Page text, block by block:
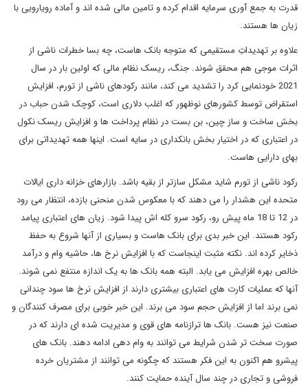
قدرت به جمع آوری سرمایه اقدام کرده و تامین مالی شده اند و آماده رویارویی با
زیان ها هستند.
علاوه بر تهدیداتِ مستقیمی که متوجه بانک هاست، چه بسا خطرات ناشی از
اثرات موجی هم محقق شوند. جنگ، ریسک نظام مالی که اولین بار در سال
2021 خودنمایی کرد را تشدید می کند، مانند رکودهای ناشی از تورم، افزایش
استقراض توسط کشورهای نوظهور که اغلب دلاری است، کوچک شدن حباب در
بخش ساخت و ساز چین، بن بست در نظام پرداخت ها و افزایش ریسک نکول
در اعتباری که در اختیار بخش بانکداری در سایه است. اینها همه تهدیداتی برای
بهای دارایی هاست.
رکود ناشی از تورم شاید مشکل سازتر از بقیه باشد. بازارهای خزانه داری ایالات
متحده این هشدار را می دهند که با معکوس شدن منحنی بازده، انتظار می رود
در 12 تا 18 ماه پیش رو، رکود سرو کله اش پیدا شود. زیان های اعتباری پیامد
رکود هستند. این خبر بدی برای بانک هاست و بسیاری از آنها شروع به حفظ
ذخایر کرده اند. نکته مثبت اینجاست که با افزایش نرخ ها، حاشیه وام و درآمد
خالص بهره افزایش می یابد. البته همه بانک ها به یک اندازه منتفع نمی شوند.
آنها که عملیات کارت های اعتباری بیشتری دارند از افزایش نرخ ها سود چندانی
نمی برند اما از افزایش حجم سود می برند. این خبر خوبی برای مصرف کنندگان و
صنعت نیز هست. بانک ها ترازنامه های قوی و مدیریت شده ای دارند که در
صورت سخت تر شدن شرایط می توانند به وام دهی ادامه دهند. بانک های
پیشرو هم اکنون به این فکر هستند که چگونه می توانند از مشتریان خرده
فروشی و تجاری در چند سال آینده حمایت کنند.